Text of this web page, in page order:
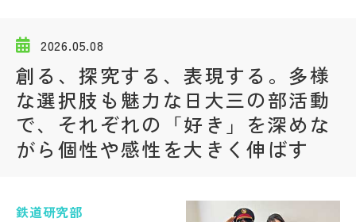
学校動画
私学探検隊
帰国生受験情報
2026.05.08
創る、探究する、表現する。多様
な選択肢も魅力な日大三の部活動
で、それぞれの「好き」を深めな
がら個性や感性を大きく伸ばす
鉄道研究部